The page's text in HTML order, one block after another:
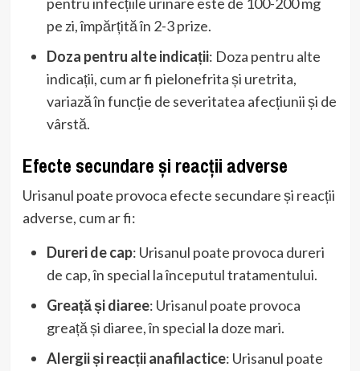
pe zi, împărțită în 2-3 prize.
Doza pentru alte indicații: Doza pentru alte
indicații, cum ar fi pielonefrita și uretrita,
variază în funcție de severitatea afecțiunii și de
vârstă.
Efecte secundare și reacții adverse
Urisanul poate provoca efecte secundare și reacții
adverse, cum ar fi:
Dureri de cap: Urisanul poate provoca dureri
de cap, în special la începutul tratamentului.
Greață și diaree: Urisanul poate provoca
greață și diaree, în special la doze mari.
Alergii și reacții anafilactice: Urisanul poate